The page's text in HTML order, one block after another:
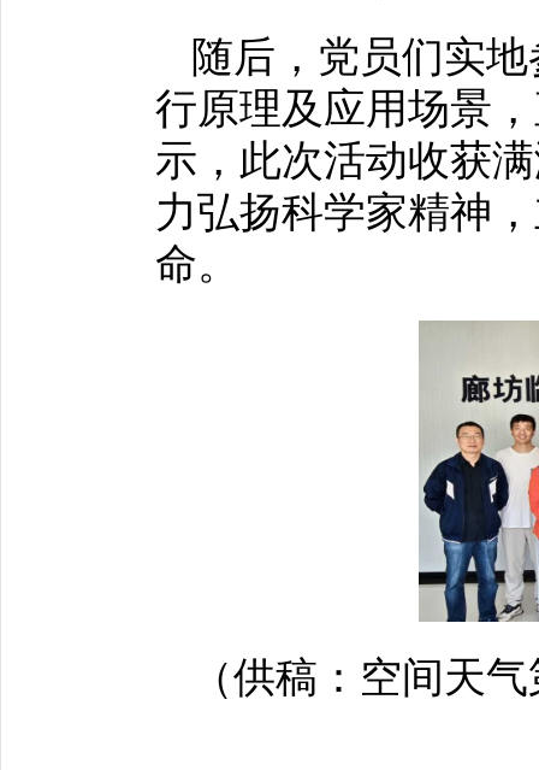
随后，党员们实
行原理及应用场景
示，此次活动收获
力弘扬科学家精神
命。
（供稿：空间天